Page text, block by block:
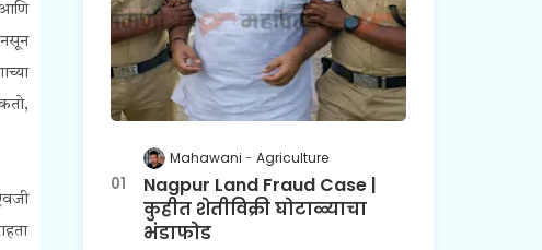
आणि
Mahawani Agriculture
Nagpur Land Fraud Case |
कुहीत शेतीविक्री घोटाळ्याचा
भंडाफोड